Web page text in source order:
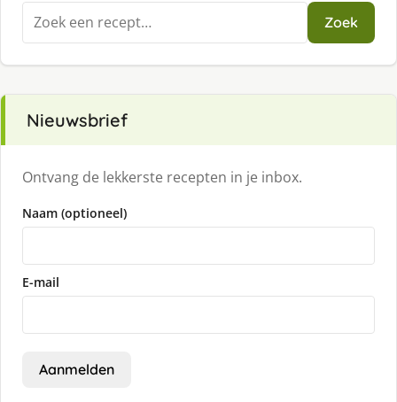
Zoeken
naar:
Zoek
Nieuwsbrief
Ontvang de lekkerste recepten in je inbox.
Naam (optioneel)
E-mail
Aanmelden